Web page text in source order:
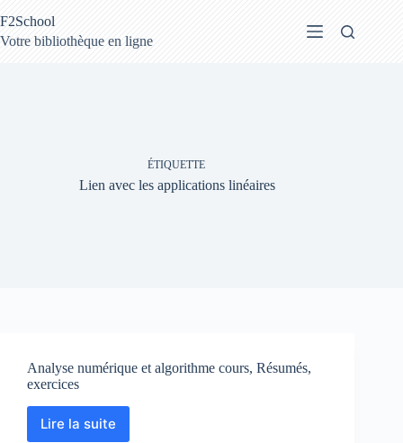
au
contenu
F2School
Votre bibliothèque en ligne
ÉTIQUETTE
Lien avec les applications linéaires
Analyse numérique et algorithme cours, Résumés,
exercices
Lire la suite
Analyse